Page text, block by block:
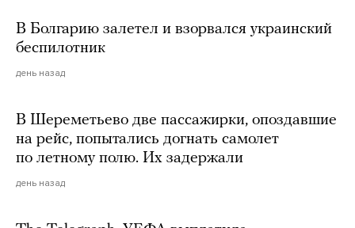
В Болгарию залетел и взорвался украинский
беспилотник
день назад
В Шереметьево две пассажирки, опоздавшие
на рейс, попытались догнать самолет
по летному полю. Их задержали
день назад